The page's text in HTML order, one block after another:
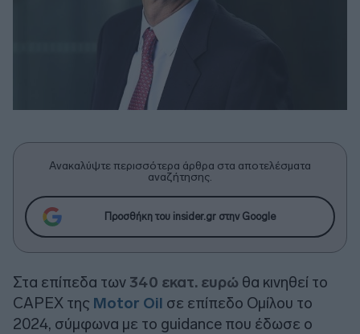
Ανακαλύψτε περισσότερα άρθρα στα αποτελέσματα
αναζήτησης.
Προσθήκη του insider.gr στην Google
Στα επίπεδα των 340 εκατ. ευρώ θα κινηθεί το
CAPEΧ της Motor Oil σε επίπεδο Ομίλου το
2024, σύμφωνα με το guidance που έδωσε ο